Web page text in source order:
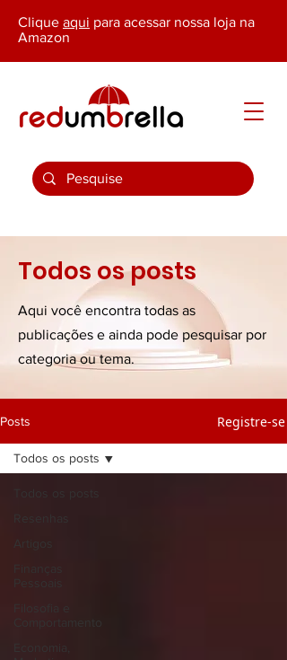
Clique aqui para acessar nossa loja na
Amazon
Todos os posts
Aqui você encontra todas as
publicações e ainda pode pesquisar por
categoria ou tema.
Posts Registre-se
Todos os posts